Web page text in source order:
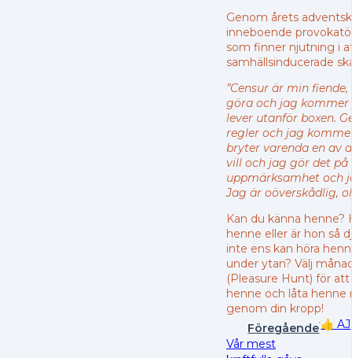
Genom årets
inneboende
som finner njutning i
samhällsinducerade
”Censur är min
göra och jag
lever utanför boxen.
regler och jag
bryter varenda en av
vill och jag gör det
uppmärksamhet och
Jag är oöverskådlig,
Kan du känna henne?
henne eller är hon så
inte ens kan höra
under ytan? Välj
(Pleasure Hunt) för
henne och låta henne
genom din kropp!
Föregående
Vår mest
👍 AJ